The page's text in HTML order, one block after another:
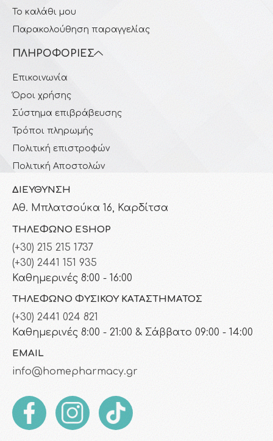
Το καλάθι μου
Παρακολούθηση παραγγελίας
ΠΛΗΡΟΦΟΡΊΕΣ
Επικοινωνία
Όροι χρήσης
Σύστημα επιβράβευσης
Τρόποι πληρωμής
Πολιτική επιστροφών
Πολιτική Αποστολών
ΔΙΕΎΘΥΝΣΗ
Αθ. Μπλατσούκα 16, Καρδίτσα
ΤΗΛΈΦΩΝΟ ESHOP
(+30) 215 215 1737
(+30) 2441 151 935
Καθημερινές 8:00 - 16:00
ΤΗΛΈΦΩΝΟ ΦΥΣΙΚΟΎ ΚΑΤΑΣΤΉΜΑΤΟΣ
(+30) 2441 024 821
Καθημερινές 8:00 - 21:00 & Σάββατο 09:00 - 14:00
EMAIL
info@homepharmacy.gr